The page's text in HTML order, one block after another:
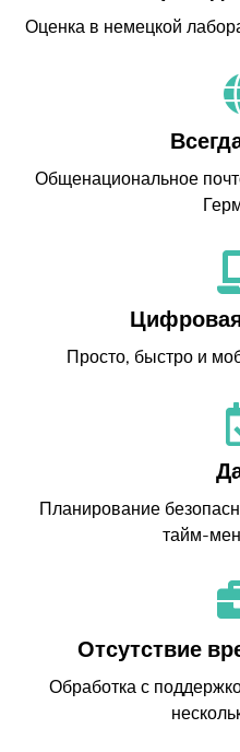
Оценка в немецкой
Общенациональное
Просто, быстро и
Планирование
тайм-
Отсутствие
Обработка с